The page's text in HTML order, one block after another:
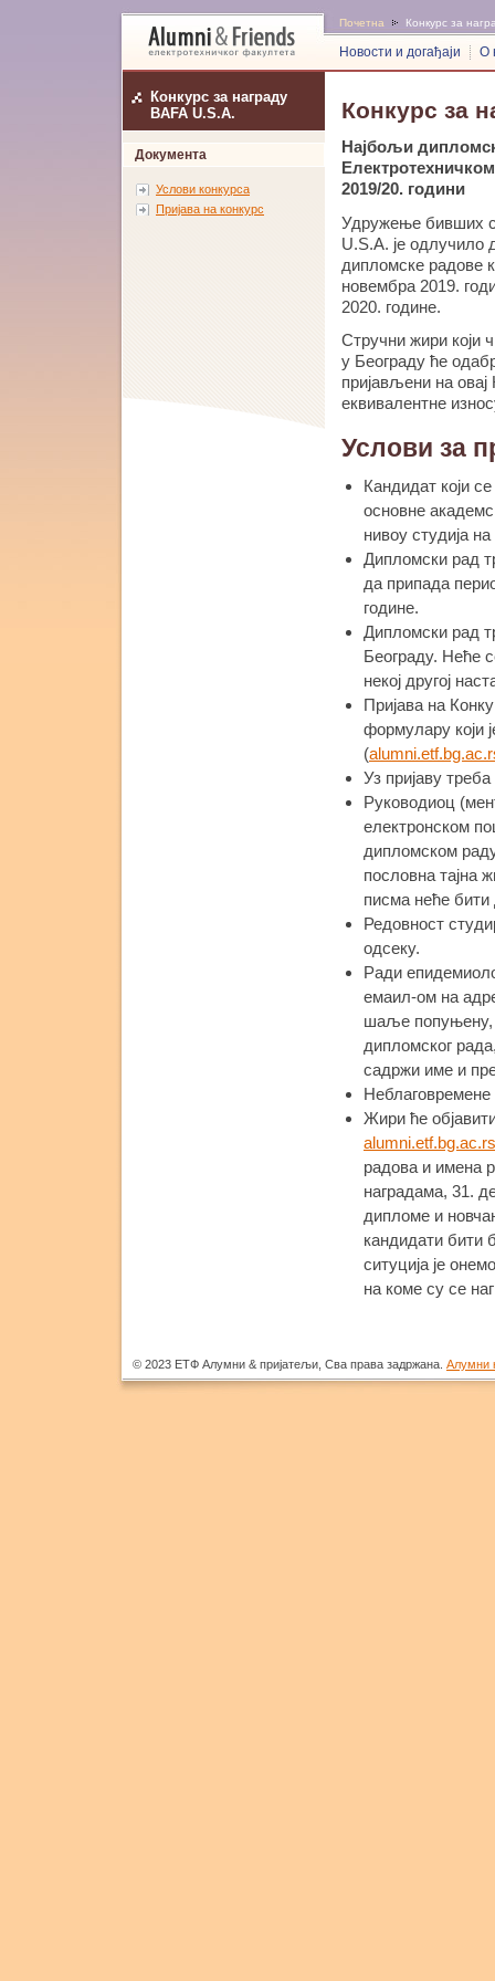
Почетна Конкурс за
Новости и догађаји О
Конкурс за награду
BAFA U.S.A.
Документа
Услови конкурса
Пријава на конкурс
Конкурс за
Најбољи
2019/20. години
Удружење бивших
U.S.A. је одлучило
дипломске радове
новембра 2019.
2020. године.
Стручни жири који
у Београду ће
пријављени на
еквивалентне
Услови за
Кандидат који
основне
нивоу студија
Дипломски рад
да припада
године.
Дипломски рад
Београду. Неће
некој другој
Пријава на
формулару који
(
Уз пријаву
Руководиоц
електронском
дипломском
пословна тајна
писма неће бити
Редовност
одсеку.
Ради
емаил-ом на
шаље попуњену,
дипломског
садржи име и
Неблаговремене
Жири ће
alumni.etf.bg.ac.rs
радова и имена
наградама, 31.
дипломе и
кандидати бити
ситуција је
на коме су се
© 2023 ЕТФ Алумни & пријатељи, Сва права задржана. Алумни